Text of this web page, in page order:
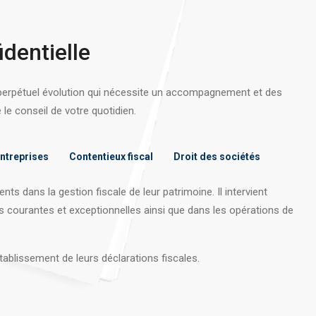
évolution qui nécessite un accompagnement et des
conseil de votre quotidien.
Contentieux fiscal Droit des sociétés
dans la gestion fiscale de leur patrimoine. Il intervient
courantes et exceptionnelles ainsi que dans les opérations de
de leurs déclarations fiscales.